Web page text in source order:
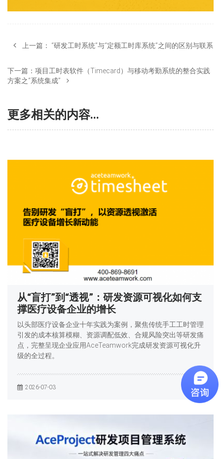
上一篇： “研发工时系统”与“定额工时库系统”之间的区别与联系
下一篇： 项目工时表软件（Timecard）与移动考勤系统的整合实践
方案之“系统集成”
更多相关的内容...
从“盲打”到“透视”：研发资源可视化如何支
撑医疗设备企业的增长
以头部医疗设备企业十年实践为案例，聚焦传统手工工时管理
引发的成本核算模糊、资源调配低效、合规风险突出等研发痛
点，完整呈现企业应用AceTeamwork完成研发资源可视化升
级的全过程。
2026-07-03